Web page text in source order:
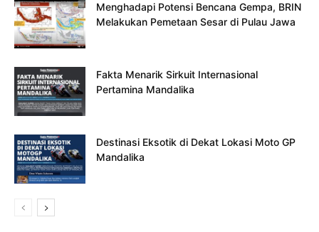
Menghadapi Potensi Bencana Gempa, BRIN
Melakukan Pemetaan Sesar di Pulau Jawa
Fakta Menarik Sirkuit Internasional
Pertamina Mandalika
Destinasi Eksotik di Dekat Lokasi Moto GP
Mandalika